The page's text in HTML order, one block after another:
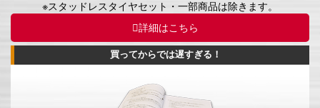
※スタッドレスタイヤセット・一部商品は除きます。
詳細はこちら
買ってからでは遅すぎる！